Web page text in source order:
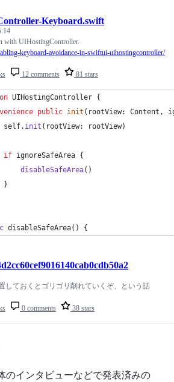
12 comments 81 stars
Keyboard.swift
with UIHostingController.
keyboard-avoidance-in-swiftui-uihostingcontroller/
UIHostingController {
public init ( rootView: Content ,
self. init ( rootView: rootView)
if ignoreSafeArea {
disableSafeArea( )
}
disableSafeArea( ) {
0 comments 38 stars
しておくとゴリゴリ削れていくぞ、という話
のインタビューなどで発表済みの